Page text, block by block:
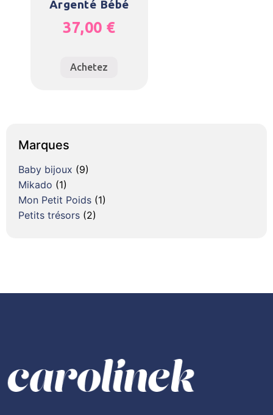
Argenté Bébé
37,00 €
Achetez
Marques
Baby bijoux (9)
Mikado (1)
Mon Petit Poids (1)
Petits trésors (2)